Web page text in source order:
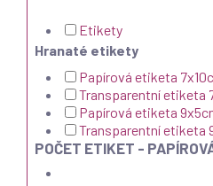
Etikety
Hranaté etikety
Papírová etiketa
Transparentní etiketa
Papírová etiketa
Transparentní etiketa
POČET ETIKET -